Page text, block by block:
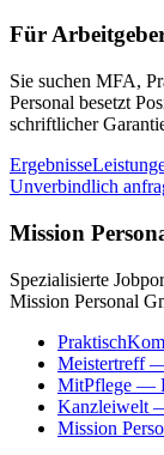
Für
Sie suchen MFA,
Personal besetzt
schriftlicher
Ergebnisse
Unverbindlich
Mission
Spezialisierte
Mission Personal
Meistertreff—
MitPflege —
Kanzleiwelt
Mission